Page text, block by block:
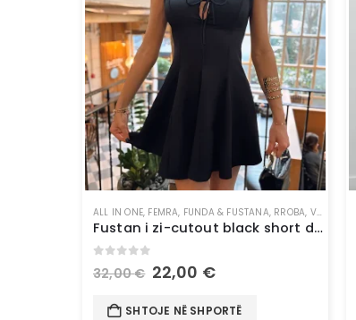
ALL IN ONE, FEMRA, FUNDA & FUSTANA, RROBA, VESHJE
Fustan i zi-cutout black short dress
32,00€ 22,00 €
SHTOJE NË SHPORTË